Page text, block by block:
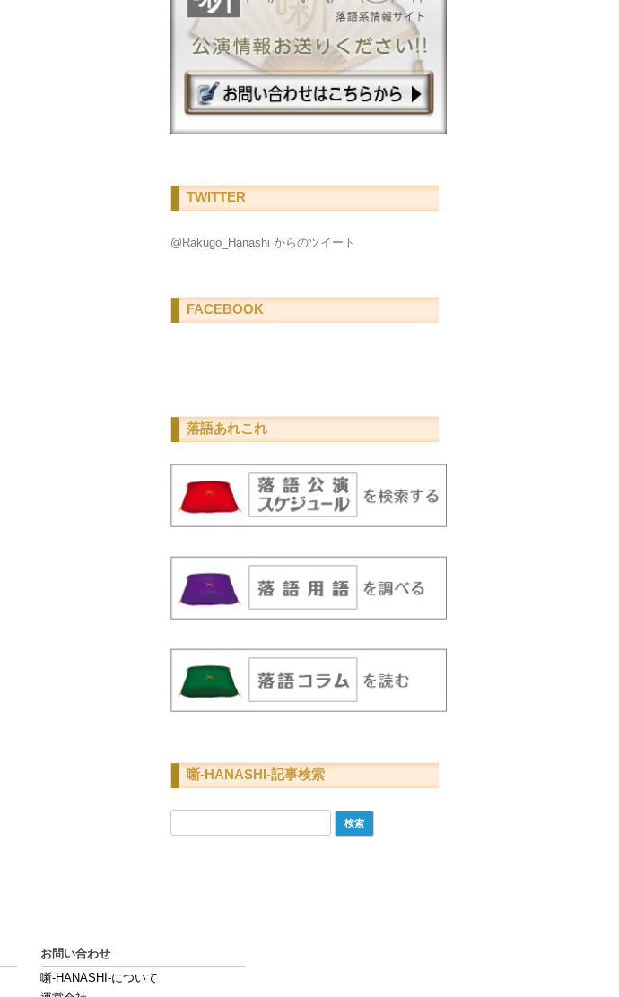
TWITTER
@Rakugo_Hanashi からのツイート
FACEBOOK
落語あれこれ
噺-HANASHI-記事検索
索:
お問い合わせ
噺-HANASHI-について